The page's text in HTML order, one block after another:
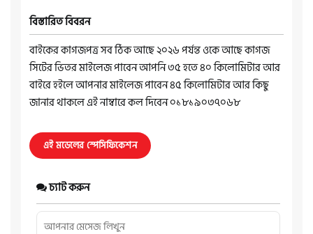
বিস্তারিত বিবরন
বাইকের কাগজপত্র সব ঠিক আছে ২০২৬ পর্যন্ত ওকে আছে কাগজ
সিটের ভিতর মাইলেজ পাবেন আপনি ৩৫ হতে ৪০ কিলোমিটার আর
বাইরে হইলে আপনার মাইলেজ পাবেন ৪৫ কিলোমিটার আর কিছু
জানার থাকলে এই নাম্বারে কল দিবেন ০১৮১৯০৩৭০৬৮
এই মডেলের স্পেসিফিকেশন
চ্যাট করুন